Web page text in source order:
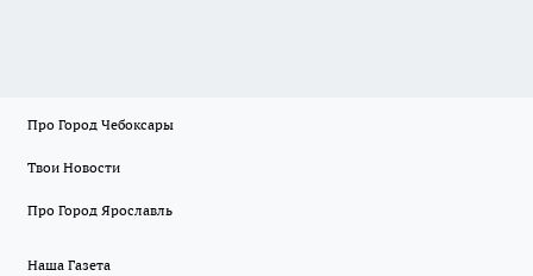
Про Город Чебоксары
Твои Новости
Про Город Ярославль
Наша Газета